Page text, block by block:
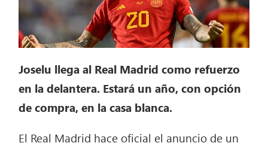
Joselu llega al Real Madrid como refuerzo
en la delantera. Estará un año, con opción
de compra, en la casa blanca.
El Real Madrid hace oficial el anuncio de un